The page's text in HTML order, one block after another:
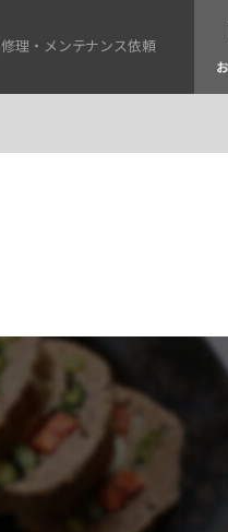
修理・メンテナンス依頼